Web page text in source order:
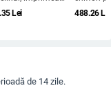
guler
mâneci scurte,
Lei
onoare,
488.26Lei
de 14 zile.